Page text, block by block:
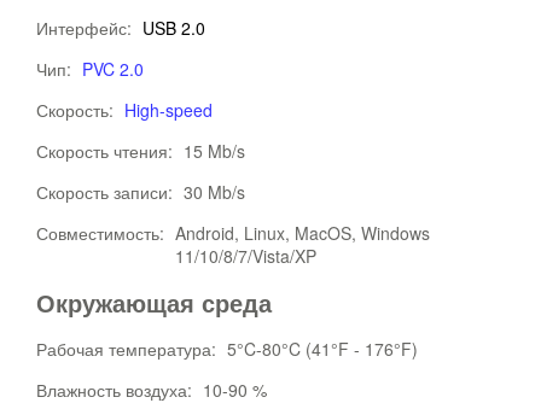
Интерфейс: USB 2.0
Чип: PVC 2.0
Скорость: High-speed
Скорость чтения: 15 Mb/s
Скорость записи: 30 Mb/s
Совместимость: Android, Linux, MacOS, Windows
11/10/8/7/Vista/XP
Окружающая среда
Рабочая температура: 5°C-80°C (41°F - 176°F)
Влажность воздуха: 10-90 %